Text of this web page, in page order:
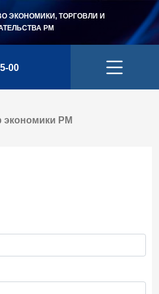
ЭКОНОМИКИ, ТОРГОВЛИ И
РМ
00
экономики РМ